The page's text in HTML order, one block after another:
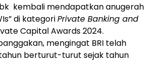
kembali mendapatkan anugerah
di kategoriPrivate Banking and
Capital Awards 2024.
mengingat BRI telah
berturut-turut sejak tahun